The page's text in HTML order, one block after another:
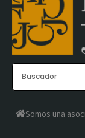
Somos una